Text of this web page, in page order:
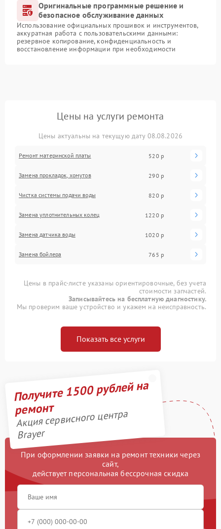
Оригинальные программные решение и
безопасное обслуживание данных
Использование официальных прошивок и инструментов,
аккуратная работа с пользовательскими данными:
резервное копирование, конфиденциальность и
восстановление информации при необходимости
Цены на услуги ремонта
Цены актуальны на текущую дату 08.08.2026
Ремонт материнской платы 520 р
Замена прокладок, хомутов 290 р
Чистка системы подачи воды 820 р
Замена уплотнительных колец 1220 р
Замена датчика воды 1020 р
Замена бойлера 765 р
Цены в прайс-листе указаны ориентировочные, без учета
стоимости запчастей.
Записывайтесь на бесплатную диагностику.
Мы проверим ваше устройство и укажем на неисправность.
Показать все услуги
Получите 1500 рублей на
ремонт
Акция сервисного центра
Brayer
При оформлении заявки на ремонт техники через
сайт,
действует персональная бессрочная скидка